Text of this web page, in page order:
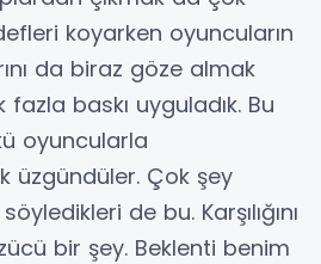
koyarken oyuncuların
da biraz göze almak
baskı uyguladık. Bu
oyuncularla
üzgündüler. Çok şey
de bu. Karşılığını
bir şey. Beklenti benim